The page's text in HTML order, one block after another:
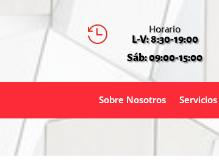
 Horario
L-V: 8:30-19:00
Sáb: 09:00-15:00
Sobre Nosotros Servicios